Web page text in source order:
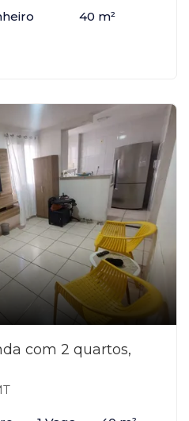
40 m²
com 2 quartos,